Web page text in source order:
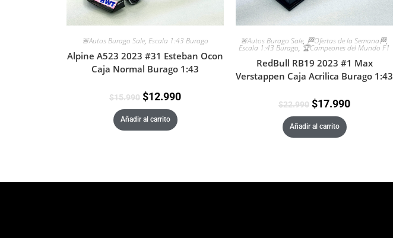
🚨Autos Burago Sale, Escala 1:43 Burago
Alpine A523 2023 #31 Esteban Ocon
Caja Normal Burago 1:43
$15.990 $12.990
Añadir al carrito
🚨Autos Burago Sale, 🏁Ofertas de la Semana🏁,
Escala 1:43 Burago, 🏆Campeones del Mundo F1
RedBull RB19 2023 #1 Max
Verstappen Caja Acrilica Burago 1:43
$22.990 $17.990
Añadir al carrito